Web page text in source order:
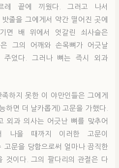
레 끝에 끼웠다. 그러고 나서
줄을 그에게서 약간 떨어진 곳에
면 배 위에서 엇갈린 쇠사슬은
그의 어깨와 손목뼈가 어긋날
주었다. 그러나 뼈는 즉시 외과
하지 못한 이 야만인들은 그에게
하면 더 날카롭게) 고문을 가했다.
외과 의사는 어긋난 뼈를 맞추어
나을 때까지 이러한 고문이
고문을 당함으로써 얼마나 끔직한
것이다. 그의 팔다리의 관절은 다